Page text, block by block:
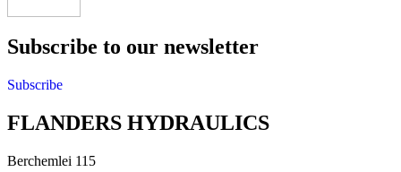
Subscribe to our newsletter
Subscribe
FLANDERS HYDRAULICS
Berchemlei 115